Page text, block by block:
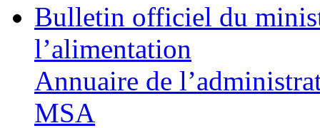
Bulletin officiel du
l’alimentation
Annuaire de
MSA